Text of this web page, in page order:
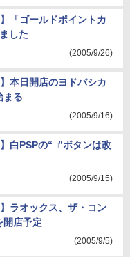
「ゴールドポイントカ
した
(2005/9/26)
本日開店のヨドバシカ
まる
(2005/9/16)
白PSPの“□”ボタンは改
(2005/9/15)
ラオックス、ザ・コン
開店予定
(2005/9/5)